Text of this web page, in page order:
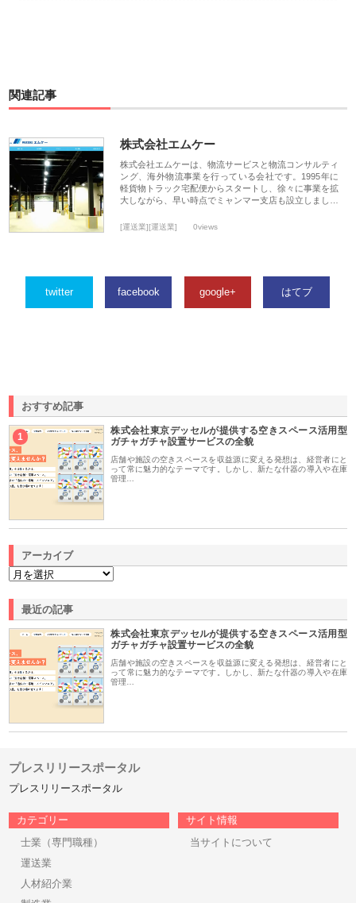
関連記事
株式会社エムケー
株式会社エムケーは、物流サービスと物流コンサルティ
ング、海外物流事業を行っている会社です。1995年に
軽貨物トラック宅配便からスタートし、徐々に事業を拡
大しながら、早い時点でミャンマー支店も設立しまし…
[運送業][運送業] 0views
twitter facebook google+ はてブ
おすすめ記事
1
株式会社東京デッセルが提供する空きスペース活用型
ガチャガチャ設置サービスの全貌
店舗や施設の空きスペースを収益源に変える発想は、経営者にと
って常に魅力的なテーマです。しかし、新たな什器の導入や在庫
管理…
アーカイブ
最近の記事
株式会社東京デッセルが提供する空きスペース活用型
ガチャガチャ設置サービスの全貌
店舗や施設の空きスペースを収益源に変える発想は、経営者にと
って常に魅力的なテーマです。しかし、新たな什器の導入や在庫
管理…
プレスリリースポータル
プレスリリースポータル
カテゴリー
士業（専門職種）
運送業
人材紹介業
サイト情報
当サイトについて